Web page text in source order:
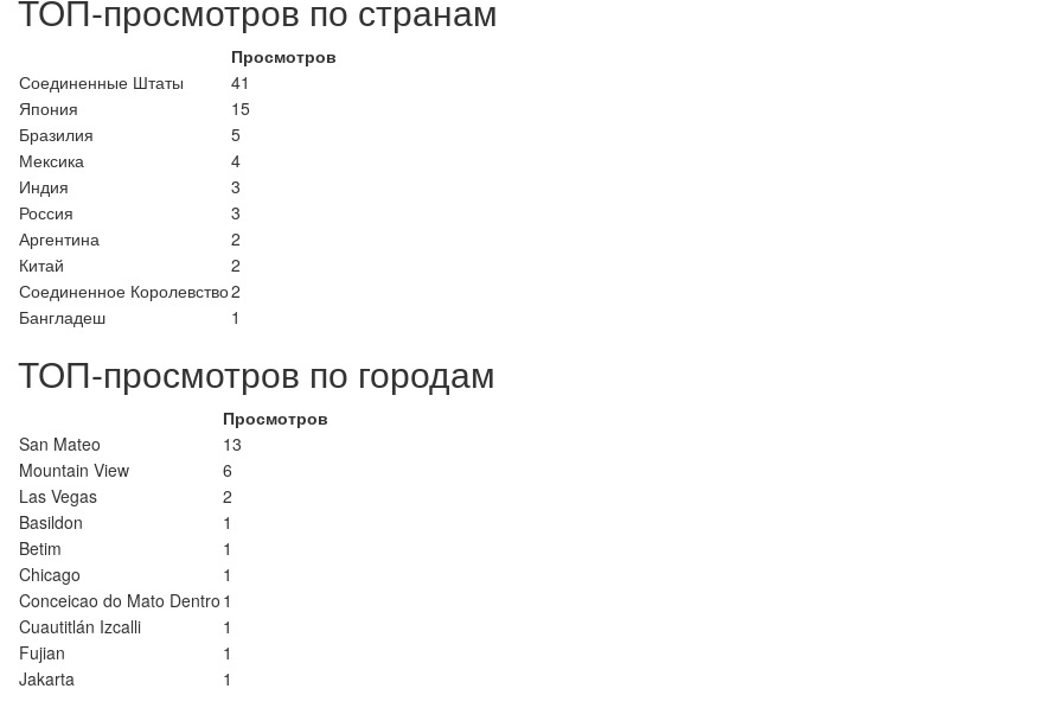
ТОП-просмотров по странам
Просмотров
Соединенные Штаты
41
Япония
15
Бразилия
5
Мексика
4
Индия
3
Россия
3
Аргентина
2
Китай
2
Соединенное Королевство2
Бангладеш
1
ТОП-просмотров по городам
Просмотров
San Mateo
13
Mountain View
6
Las Vegas
2
Basildon
1
Betim
1
Chicago
1
Conceicao do Mato Dentro 1
Cuautitlán Izcalli
1
Fujian
1
Jakarta
1